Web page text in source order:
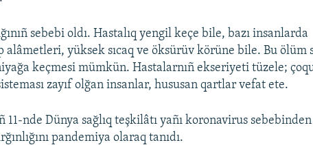
sebebi oldı. Hastalıq yengil keçe bile, bazı insanlarda
alâmetleri, yüksek sıcaq ve öksürüv körüne bile. Bu ölüm
keçmesi mümkün. Hastalarnıñ ekseriyeti tüzele;
zayıf olğan insanlar, hususan qartlar vefat ete.
11-nde Dünya sağlıq teşkilâtı yañı koronavirus sebebinden
pandemiya olaraq tanıdı.